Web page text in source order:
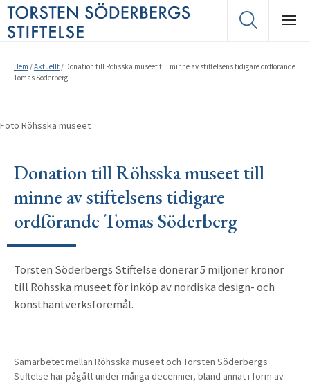
Hem /Aktuellt / Donation till Röhsska museet till minne av stiftelsens tidigare ordförande
Tomas Söderberg
Foto Röhsska museet
Donation till Röhsska museet till
minne av stiftelsens tidigare
ordförande Tomas Söderberg
Torsten Söderbergs Stiftelse donerar 5 miljoner kronor
till Röhsska museet för inköp av nordiska design- och
konsthantverksföremål.
Samarbetet mellan Röhsska museet och Torsten Söderbergs
Stiftelse har pågått under många decennier, bland annat i form av